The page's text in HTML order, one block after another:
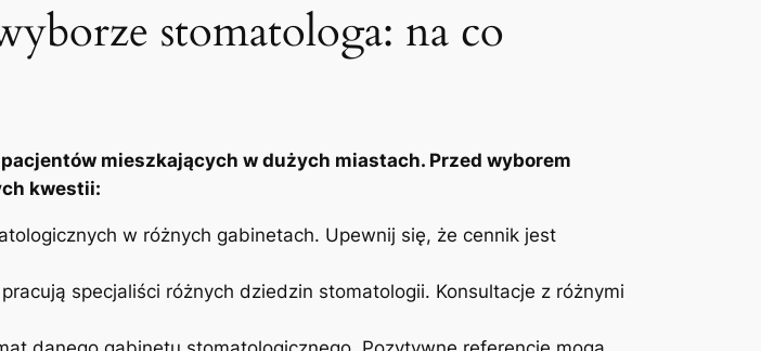
stomatologa: na⁤ co
mieszkających⁤ w dużych ⁤miastach. ⁢Przed wyborem
kwestii:
w ⁤różnych gabinetach. ‍Upewnij się, że cennik jest
specjaliści⁢ różnych dziedzin stomatologii.⁤ Konsultacje⁣ z różnymi